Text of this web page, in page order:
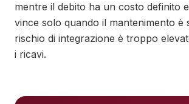
mentre il debito ha un costo definito
vince solo quando il mantenimento è
rischio di integrazione è troppo
i ricavi.